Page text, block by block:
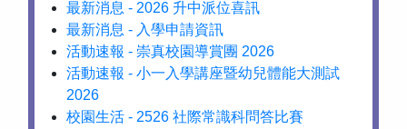
最新消息 - 2026 升中派位喜訊
最新消息 - 入學申請資訊
活動速報 - 崇真校園導賞團 2026
活動速報 - 小一入學講座暨幼兒體能大測試
2026
校園生活 - 2526 社際常識科問答比賽